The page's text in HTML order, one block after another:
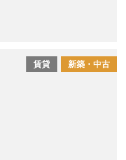
新築・中古
賃貸